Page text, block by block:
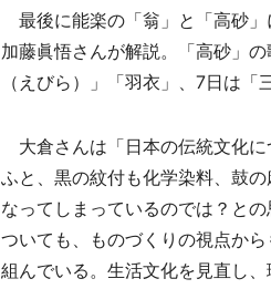
最後に能楽の「翁」と「高砂
加藤眞悟さんが解説。「高砂」
（えびら）」「羽衣」、7日は「
大倉さんは「日本の伝統文化に
ふと、黒の紋付も化学染料、鼓
なってしまっているのでは？と
ついても、ものづくりの視点か
組んでいる。生活文化を見直し